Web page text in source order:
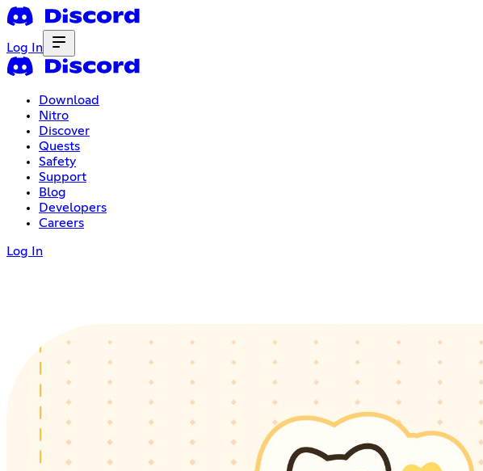
Log In
Download
Nitro
Discover
Quests
Safety
Support
Blog
Developers
Careers
Log In